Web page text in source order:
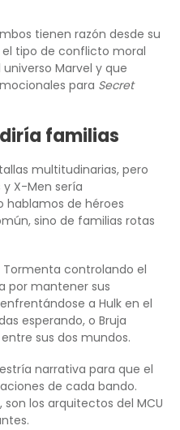
tienen razón desde su
tipo de conflicto moral
Marvel y que
para Secret
familias
multitudinarias, pero
X-Men sería
de héroes
sino de familias rotas
Tormenta controlando el
por mantener sus
a Hulk en el
esperando, o Bruja
sus dos mundos.
narrativa para que el
de cada bando.
los arquitectos del MCU